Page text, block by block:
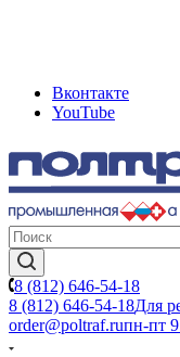
Вконтакте
YouTube
8 (812) 646-54-18
8 (812) 646-54-18Для
order@poltraf.ruпн-пт